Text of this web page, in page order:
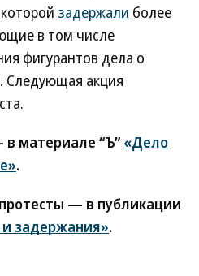
задержали более
в том числе
фигурантов дела о
Следующая акция
материале “Ъ” «Дело
.
— в публикации
задержания».